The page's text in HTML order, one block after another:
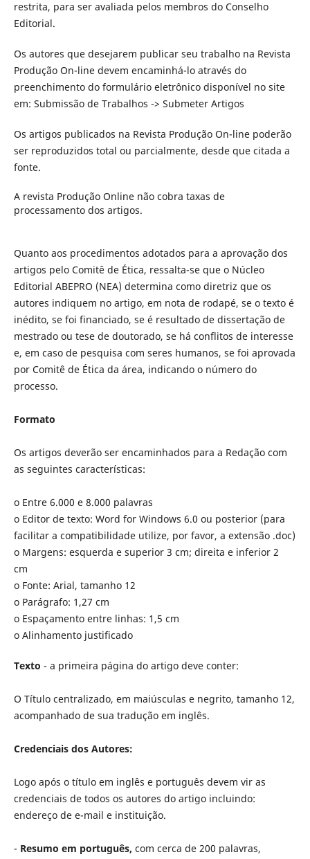
restrita, para ser avaliada pelos membros do Conselho
Editorial.
Os autores que desejarem publicar seu trabalho na Revista
Produção On-line devem encaminhá-lo através do
preenchimento do formulário eletrônico disponível no site
em: Submissão de Trabalhos -> Submeter Artigos
Os artigos publicados na Revista Produção On-line poderão
ser reproduzidos total ou parcialmente, desde que citada a
fonte.
A revista Produção Online não cobra taxas de
processamento dos artigos.
Quanto aos procedimentos adotados para a aprovação dos
artigos pelo Comitê de Ética, ressalta-se que o Núcleo
Editorial ABEPRO (NEA) determina como diretriz que os
autores indiquem no artigo, em nota de rodapé, se o texto é
inédito, se foi financiado, se é resultado de dissertação de
mestrado ou tese de doutorado, se há conflitos de interesse
e, em caso de pesquisa com seres humanos, se foi aprovada
por Comitê de Ética da área, indicando o número do
processo.
Formato
Os artigos deverão ser encaminhados para a Redação com
as seguintes características:
o Entre 6.000 e 8.000 palavras
o Editor de texto: Word for Windows 6.0 ou posterior (para
facilitar a compatibilidade utilize, por favor, a extensão .doc)
o Margens: esquerda e superior 3 cm; direita e inferior 2
cm
o Fonte: Arial, tamanho 12
o Parágrafo: 1,27 cm
o Espaçamento entre linhas: 1,5 cm
o Alinhamento justificado
Texto - a primeira página do artigo deve conter:
O Título centralizado, em maiúsculas e negrito, tamanho 12,
acompanhado de sua tradução em inglês.
Credenciais dos Autores:
Logo após o título em inglês e português devem vir as
credenciais de todos os autores do artigo incluindo:
endereço de e-mail e instituição.
- Resumo em português, com cerca de 200 palavras,